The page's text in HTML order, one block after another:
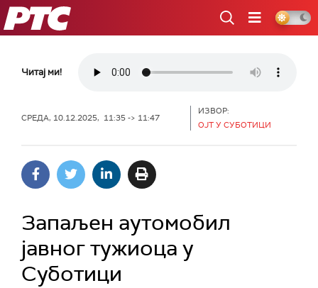
РТС
Читај ми!
СРЕДА, 10.12.2025, 11:35 -> 11:47
ИЗВОР:
ОЈТ У СУБОТИЦИ
Запаљен аутомобил
јавног тужиоца у
Суботици